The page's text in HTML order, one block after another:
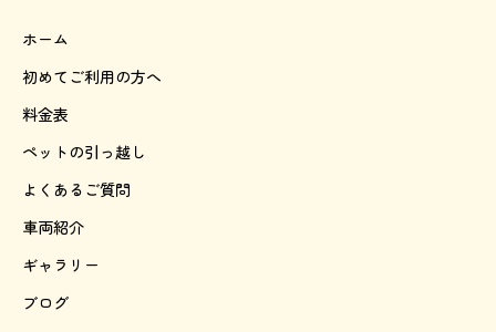
ホーム
初めてご利用の方へ
料金表
ペットの引っ越し
よくあるご質問
車両紹介
ギャラリー
ブログ